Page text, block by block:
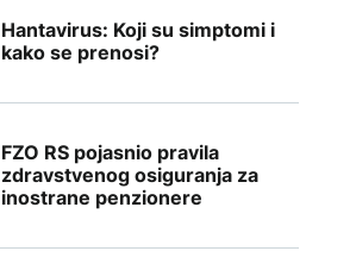
Hantavirus: Koji su simptomi i
kako se prenosi?
FZO RS pojasnio pravila
zdravstvenog osiguranja za
inostrane penzionere